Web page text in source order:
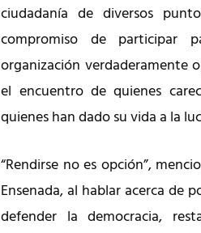
ciudadanía de diversos
compromiso de participar
organización verdaderamente
el encuentro de quienes
quienes han dado su vida a la
“Rendirse no es opción”,
Ensenada, al hablar acerca de
defender la democracia,